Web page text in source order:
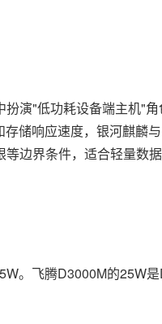
演"低功耗设备端主机"
储响应速度，银河麒麟
边界条件，适合轻量数
飞腾D3000M的25W是